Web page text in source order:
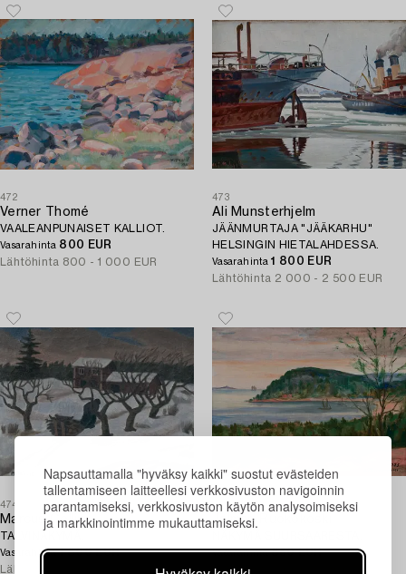
Napsauttamalla "hyväksy kaikki" suostut evästeiden
tallentamiseen laitteellesi verkkosivuston navigoinnin
parantamiseksi, verkkosivuston käytön analysoimiseksi
ja markkinointimme mukauttamiseksi.
472
Verner Thomé
VAALEANPUNAISET KALLIOT.
Vasarahinta 800 EUR
Lähtöhinta 800 - 1 000 EUR
473
Ali Munsterhjelm
JÄÄNMURTAJA "JÄÄKARHU"
HELSINGIN HIETALAHDESSA.
Vasarahinta1 800 EUR
Lähtöhinta 2 000 - 2 500 EUR
474
Marcus Collin
TALVINÄKYMÄ.
Vasarahinta1 800 EUR
Lähtöhinta
1 800 - 2 000 EUR
475
Jalmari Ruokokoski
Vasarahinta850 EUR
Lähtöhinta